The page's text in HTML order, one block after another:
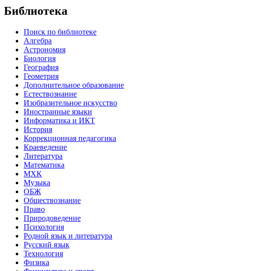
Библиотека
Поиск по библиотеке
Алгебра
Астрономия
Биология
География
Геометрия
Дополнительное образование
Естествознание
Изобразительное искусство
Иностранные языки
Информатика и ИКТ
История
Коррекционная педагогика
Краеведение
Литература
Математика
МХК
Музыка
ОБЖ
Обществознание
Право
Природоведение
Психология
Родной язык и литература
Русский язык
Технология
Физика